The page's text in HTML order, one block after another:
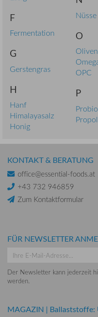
F
Fermentation
G
Gerstengras
H
Hanf
Himalayasalz
Honig
Nüsse
O
OPC
P
KONTAKT & BERATUNG
office@essential-foods.at
+43 732 946859
Zum Kontaktformular
FÜR NEWSLETTER
Der Newsletter kann jederzeit
werden.
MAGAZIN | Ballaststoffe: